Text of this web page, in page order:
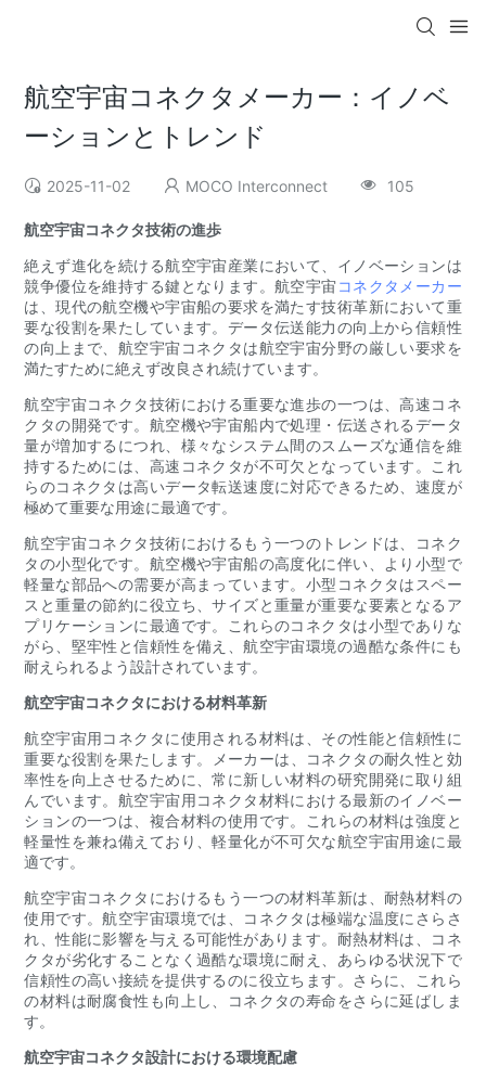
航空宇宙コネクタメーカー：イノベ
ーションとトレンド
2025-11-02 MOCO Interconnect 105
航空宇宙コネクタ技術の進歩
絶えず進化を続ける航空宇宙産業において、イノベーションは
競争優位を維持する鍵となります。航空宇宙コネクタメーカー
は、現代の航空機や宇宙船の要求を満たす技術革新において重
要な役割を果たしています。データ伝送能力の向上から信頼性
の向上まで、航空宇宙コネクタは航空宇宙分野の厳しい要求を
満たすために絶えず改良され続けています。
航空宇宙コネクタ技術における重要な進歩の一つは、高速コネ
クタの開発です。航空機や宇宙船内で処理・伝送されるデータ
量が増加するにつれ、様々なシステム間のスムーズな通信を維
持するためには、高速コネクタが不可欠となっています。これ
らのコネクタは高いデータ転送速度に対応できるため、速度が
極めて重要な用途に最適です。
航空宇宙コネクタ技術におけるもう一つのトレンドは、コネク
タの小型化です。航空機や宇宙船の高度化に伴い、より小型で
軽量な部品への需要が高まっています。小型コネクタはスペー
スと重量の節約に役立ち、サイズと重量が重要な要素となるア
プリケーションに最適です。これらのコネクタは小型でありな
がら、堅牢性と信頼性を備え、航空宇宙環境の過酷な条件にも
耐えられるよう設​​計されています。
航空宇宙コネクタにおける材料革新
航空宇宙用コネクタに使用される材料は、その性能と信頼性に
重​​要な役割を果たします。メーカーは、コネクタの耐久性と効
率性を向上させるために、常に新しい材料の研究開発に取り組
んでいます。航空宇宙用コネクタ材料における最新のイノベー
ションの一つは、複合材料の使用です。これらの材料は強度と
軽量性を兼ね備えており、軽量化が不可欠な航空宇宙用途に最
適です。
航空宇宙コネクタにおけるもう一つの材料革新は、耐熱材料の
使用です。航空宇宙環境では、コネクタは極端な温度にさらさ
れ、性能に影響を与える可能性があります。耐熱材料は、コネ
クタが劣化することなく過酷な環境に耐え、あらゆる状況下で
信頼性の高い接続を提供するのに役立ちます。さらに、これら
の材料は耐腐食性も向上し、コネクタの寿命をさらに延ばしま
す。
航空宇宙コネクタ設計における環境配慮